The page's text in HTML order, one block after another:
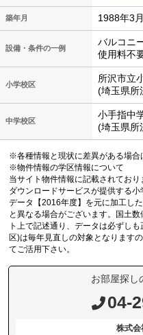
築年月 1988年3月
設備・条件の一例
バルコニ
使用料不
小学校区
所沢市立
(埼玉県所
中学校区
小手指中
(埼玉県所
※各種情報と現状に差異がある場合
※物件情報の学区情報について
当サイト物件情報に記載されてお
ダウンロードサービスが提供する
データ【2016年度】を元に加工し
と異なる場合がございます。国土
ト上で記述通り、データは必ずし
区)は毎年見直しの対象となります
てご活用下さい。
お部屋探し
04-
株式会